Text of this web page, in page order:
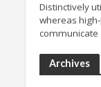
Distinctively
whereas
communicate
Archives